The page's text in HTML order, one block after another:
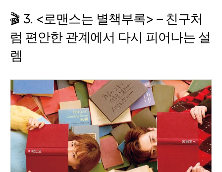
🎬 3. <로맨스는 별책부록> – 친구처
럼 편안한 관계에서 다시 피어나는 설
렘